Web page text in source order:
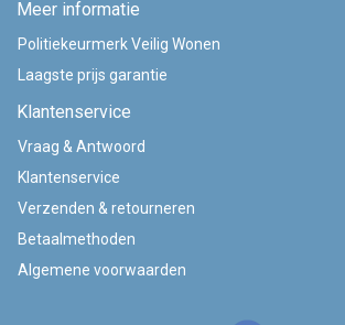
Meer informatie
Politiekeurmerk Veilig Wonen
Laagste prijs garantie
Klantenservice
Vraag & Antwoord
Klantenservice
Verzenden & retourneren
Betaalmethoden
Algemene voorwaarden